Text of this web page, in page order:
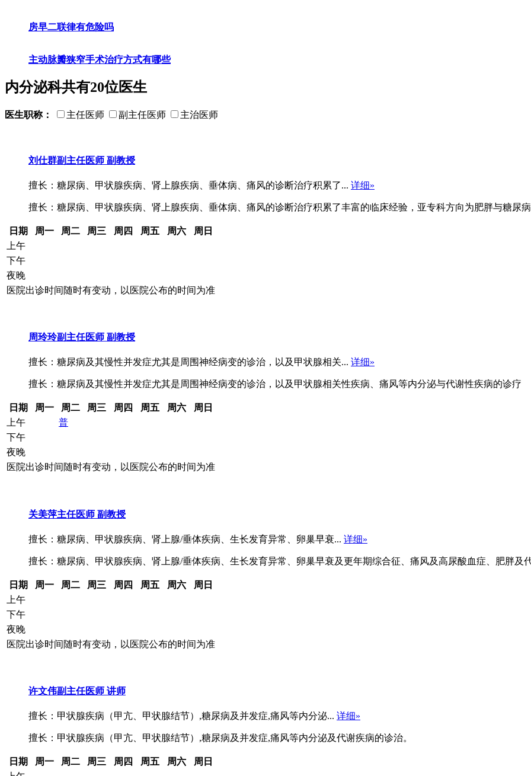
房早二联律有危险吗
主动脉瓣狭窄手术治疗方式有哪些
内分泌科共有20位医生
医生职称： 主任医师 副主任医师 主治医师
刘仕群副主任医师 副教授
擅长：糖尿病、甲状腺疾病、肾上腺疾病、垂体病、痛风的诊断治疗积累了... 详细»
擅长：糖尿病、甲状腺疾病、肾上腺疾病、垂体病、痛风的诊断治疗积累了丰富的临床经验，亚专科方向为肥胖与糖尿病
日期 周一 周二 周三 周四 周五 周六
周日
上午
下午
夜晚
医院出诊时间随时有变动，以医院公布的时间为准
周玲玲副主任医师 副教授
擅长：糖尿病及其慢性并发症尤其是周围神经病变的诊治，以及甲状腺相关... 详细»
擅长：糖尿病及其慢性并发症尤其是周围神经病变的诊治，以及甲状腺相关性疾病、痛风等内分泌与代谢性疾病的诊疗
日期 周一 周二 周三 周四 周五 周六
周日
上午
普
下午
夜晚
医院出诊时间随时有变动，以医院公布的时间为准
关美萍主任医师 副教授
擅长：糖尿病、甲状腺疾病、肾上腺/垂体疾病、生长发育异常、卵巢早衰... 详细»
擅长：糖尿病、甲状腺疾病、肾上腺/垂体疾病、生长发育异常、卵巢早衰及更年期综合征、痛风及高尿酸血症、肥胖
日期 周一 周二 周三 周四 周五 周六
周日
上午
下午
夜晚
医院出诊时间随时有变动，以医院公布的时间为准
许文伟副主任医师 讲师
擅长：甲状腺疾病（甲亢、甲状腺结节）,糖尿病及并发症,痛风等内分泌... 详细»
擅长：甲状腺疾病（甲亢、甲状腺结节）,糖尿病及并发症,痛风等内分泌及代谢疾病的诊治。
日期 周一 周二 周三 周四 周五 周六
周日